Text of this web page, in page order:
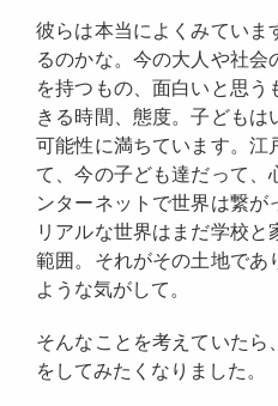
彼らは本当によくみていま
るのかな。今の大人や社
を持つもの、面白いと思
きる時間、態度。子どもは
可能性に満ちています。江
て、今の子ども達だって、
ンターネットで世界は繋
リアルな世界はまだ学校
範囲。それがその土地で
ような気がして。
そんなことを考えていた
をしてみたくなりました。